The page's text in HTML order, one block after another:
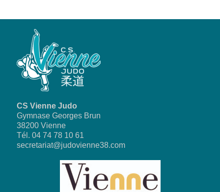
CS Vienne Judo
Gymnase Georges Brun
38200 Vienne
Tél. 04 74 78 10 61
secretariat@judovienne38.com